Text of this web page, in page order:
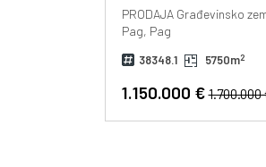
PRODAJAGrađevinsko
Pag, Pag
38348.1 5750m2
1.150.000 €1.700.000